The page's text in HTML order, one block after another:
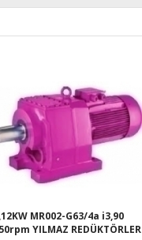
MR002-G63/4a i3,90
YILMAZ REDÜKTÖRLER